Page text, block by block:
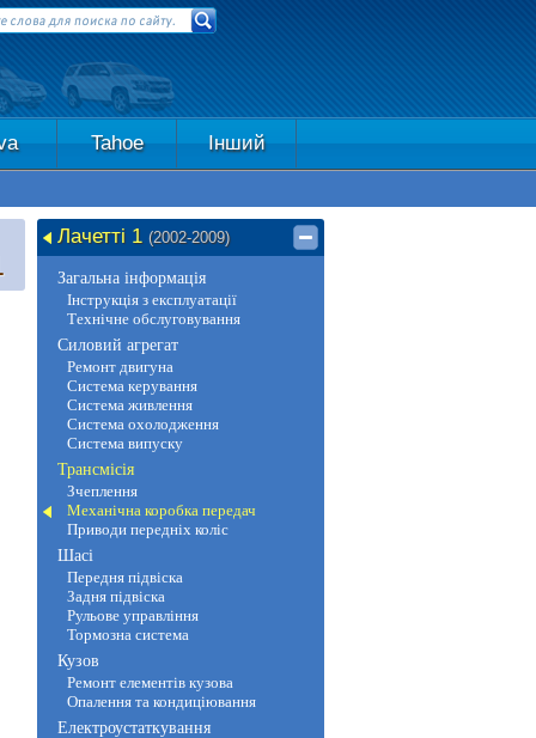
Tahoe Інший
Лачетті 1 (2002-2009)
Загальна інформація
Інструкція з експлуатації
Технічне обслуговування
Силовий агрегат
Ремонт двигуна
Система керування
Система живлення
Система охолодження
Система випуску
Трансмісія
Зчеплення
Механічна коробка передач
Приводи передніх коліс
Шасі
Передня підвіска
Задня підвіска
Рульове управління
Тормозна система
Кузов
Ремонт елементів кузова
Опалення та кондиціювання
Електроустаткування